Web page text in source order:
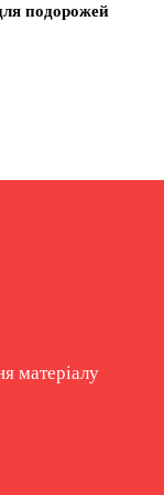
подорожей
матеріалу